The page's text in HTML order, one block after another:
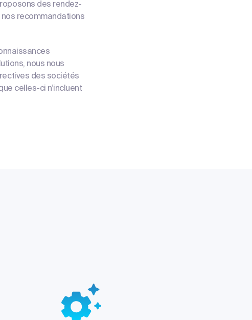
des rendez-
recommandations
nous nous
des sociétés
celles-ci n’incluent